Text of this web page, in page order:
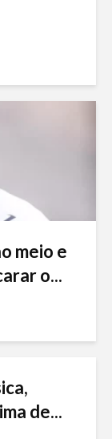
meio e
o...
de...